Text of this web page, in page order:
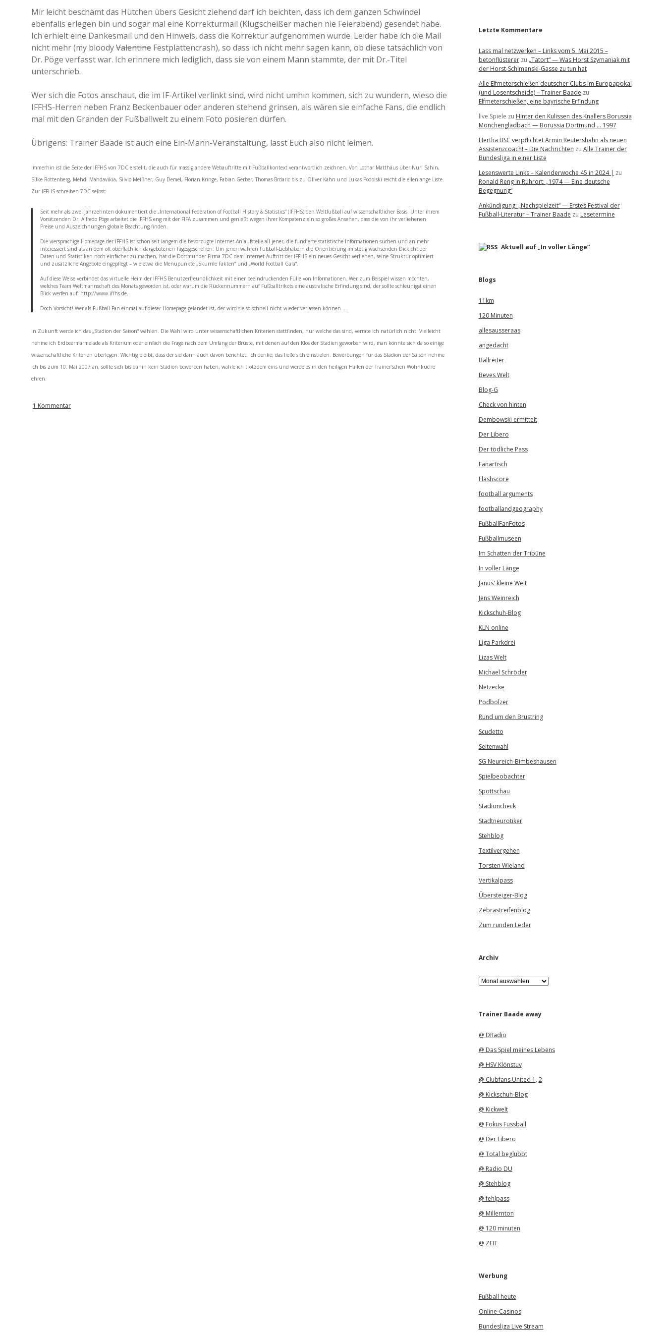
a
a
d
e
Mir leicht beschämt das Hütchen übers Gesicht ziehend darf ich beichten, dass ich dem ganzen Schwindel
ebenfalls erlegen bin und sogar mal eine Korrekturmail (Klugscheißer machen nie Feierabend) gesendet habe.
Ich erhielt eine Dankesmail und den Hinweis, dass die Korrektur aufgenommen wurde. Leider habe ich die Mail
nicht mehr (my bloodyValentine Festplattencrash), so dass ich nicht mehr sagen kann, ob diese tatsächlich von
Dr. Pöge verfasst war. Ich erinnere mich lediglich, dass sie von einem Mann stammte, der mit Dr.-Titel
unterschrieb.
Wer sich die Fotos anschaut, die im IF-Artikel verlinkt sind, wird nicht umhin kommen, sich zu wundern, wieso die
IFFHS-Herren neben Franz Beckenbauer oder anderen stehend grinsen, als wären sie einfache Fans, die endlich
mal mit den Granden der Fußballwelt zu einem Foto posieren dürfen.
Übrigens: Trainer Baade ist auch eine Ein-Mann-Veranstaltung, lasst Euch also nicht leimen.
Immerhin ist die Seite der IFFHS von 7DC erstellt, die auch für massig andere Webauftritte mit Fußballkontext verantwortlich zeichnen. Von Lothar Matthäus über Nuri Sahin,
Silke Rottenberg, Mehdi Mahdavikia, Silvio Meißner, Guy Demel, Florian Kringe, Fabian Gerber, Thomas Brdaric bis zu Oliver Kahn und Lukas Podolski reicht die ellenlange Liste.
Zur IFFHS schreiben 7DC selbst:
Seit mehr als zwei Jahrzehnten dokumentiert die „International Federation of Football History & Statistics“ (IFFHS) den Weltfußball auf wissenschaftlicher Basis. Unter ihrem
Vorsitzenden Dr. Alfredo Pöge arbeitet die IFFHS eng mit der FIFA zusammen und genießt wegen ihrer Kompetenz ein so großes Ansehen, dass die von ihr verliehenen
Preise und Auszeichnungen globale Beachtung finden.
Die viersprachige Homepage der IFFHS ist schon seit langem die bevorzugte Internet-Anlaufstelle all jener, die fundierte statistische Informationen suchen und an mehr
interessiert sind als an dem oft oberflächlich dargebotenen Tagesgeschehen. Um jenen wahren Fußball-Liebhabern die Orientierung im stetig wachsenden Dickicht der
Daten und Statistiken noch einfacher zu machen, hat die Dortmunder Firma 7DC dem Internet-Auftritt der IFFHS ein neues Gesicht verliehen, seine Struktur optimiert
und zusätzliche Angebote eingepflegt – wie etwa die Menüpunkte „Skurrile Fakten“ und „World Football Gala“.
Auf diese Weise verbindet das virtuelle Heim der IFFHS Benutzerfreundlichkeit mit einer beeindruckenden Fülle von Informationen. Wer zum Beispiel wissen möchten,
welches Team Weltmannschaft des Monats geworden ist, oder warum die Rückennummern auf Fußballtrikots eine australische Erfindung sind, der sollte schleunigst einen
Blick werfen auf: http://www.iffhs.de.
Doch Vorsicht! Wer als Fußball-Fan einmal auf dieser Homepage gelandet ist, der wird sie so schnell nicht wieder verlassen können …
In Zukunft werde ich das „Stadion der Saison“ wählen. Die Wahl wird unter wissenschaftlichen Kriterien stattfinden, nur welche das sind, verrate ich natürlich nicht. Vielleicht
nehme ich Erdbeermarmelade als Kriterium oder einfach die Frage nach dem Umfang der Brüste, mit denen auf den Klos der Stadien geworben wird, man könnte sich da so einige
wissenschaftliche Kriterien überlegen. Wichtig bleibt, dass der sid dann auch davon berichtet. Ich denke, das ließe sich einstielen. Bewerbungen für das Stadion der Saison nehme
ich bis zum 10. Mai 2007 an, sollte sich bis dahin kein Stadion beworben haben, wähle ich trotzdem eins und werde es in den heiligen Hallen der Trainer’schen Wohnküche
ehren.
1 Kommentar
Letzte Kommentare
Lass mal netzwerken – Links vom 5. Mai 2015 –
betonflüstererzu „Tatort“ — Was Horst Szymaniak mit
der Horst-Schimanski-Gasse zu tun hat
Alle Elfmeterschießen deutscher Clubs im Europapokal
(und Losentscheide) – Trainer Baade zu
Elfmeterschießen, eine bayrische Erfindung
live Spiele zu Hinter den Kulissen des Knallers Borussia
Mönchengladbach — Borussia Dortmund … 1997
Hertha BSC verpflichtet Armin Reutershahn als neuen
Assistenzcoach! – Die Nachrichten zu Alle Trainer der
Bundesliga in einer Liste
Lesenswerte Links – Kalenderwoche 45 in 2024 | zu
Ronald Reng in Ruhrort: „1974 — Eine deutsche
Begegnung“
Ankündigung: „Nachspielzeit“ — Erstes Festival der
Fußball-Literatur – Trainer Baade zu Lesetermine
Aktuell auf „In voller Länge“
Blogs
11km
120 Minuten
allesausseraas
angedacht
Ballreiter
Beves Welt
Blog-G
Check von hinten
Dembowski ermittelt
Der Libero
Der tödliche Pass
Fanartisch
Flashscore
football arguments
footballandgeography
FußballFanFotos
Fußballmuseen
Im Schatten der Tribüne
In voller Länge
Janus' kleine Welt
Jens Weinreich
Kickschuh-Blog
KLN online
Liga Parkdrei
Lizas Welt
Michael Schröder
Netzecke
Podbolzer
Rund um den Brustring
Scudetto
Seitenwahl
SG Neureich-Bimbeshausen
Spielbeobachter
Spottschau
Stadioncheck
Stadtneurotiker
Stehblog
Textilvergehen
Torsten Wieland
Vertikalpass
Übersteiger-Blog
Zebrastreifenblog
Zum runden Leder
Archiv
A
r
iTrainer Baade away
@ DRadio
@ Das Spiel meines Lebens
@ HSV Klönstuv
@ Clubfans United 1 , 2
@ Kickschuh-Blog
@ Kickwelt
@ Fokus Fussball
@ Der Libero
@ Total beglubbt
@ Radio DU
@ Stehblog
@ fehlpass
@ Millernton
@ 120 minuten
@ ZEIT
Werbung
Fußball heute
Online-Casinos
Bundesliga Live Stream